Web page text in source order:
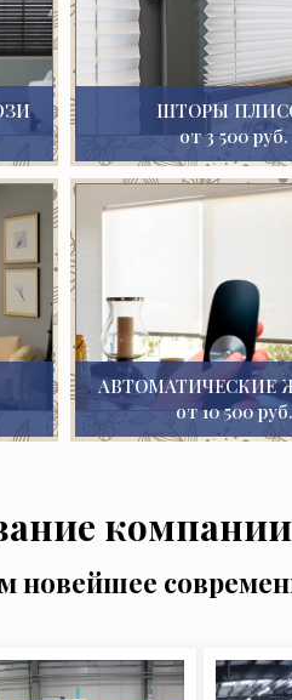
ШТОРЫ
от 3 500 руб.
АВТОМАТИЧЕСКИЕ
от 10 500 руб.
компании
новейшее